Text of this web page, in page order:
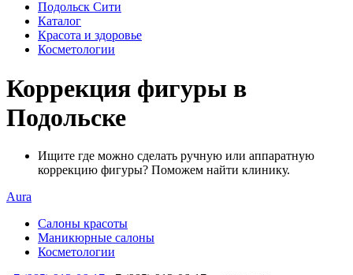
Подольск Сити
Каталог
Красота и здоровье
Косметологии
Коррекция фигуры в
Подольске
Ищите где можно сделать ручную или аппаратную
коррекцию фигуры? Поможем найти клинику.
Aura
Салоны красоты
Маникюрные салоны
Косметологии